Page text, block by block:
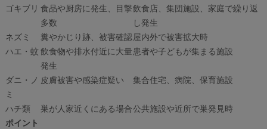
ゴキブリ 食品や厨房に発生、目撃
多数
飲食店、集団施設、家庭で繰り返
し発生
ネズミ
糞やかじり跡、被害確認 屋内外で被害拡大時
ハエ・蚊 飲食物や排水付近に大量
発生
患者や子どもが集まる施設
ダニ・ノ
ミ
皮膚被害や感染症疑い 集合住宅、病院、保育施設
ハチ類 巣が人家近くにある場合公共施設や近所で巣発見時
ポイント